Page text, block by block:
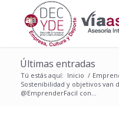
Últimas entradas
Tú estás aquí: Inicio /
Sostenibilidad y objetivos van
@EmprenderFacil con...